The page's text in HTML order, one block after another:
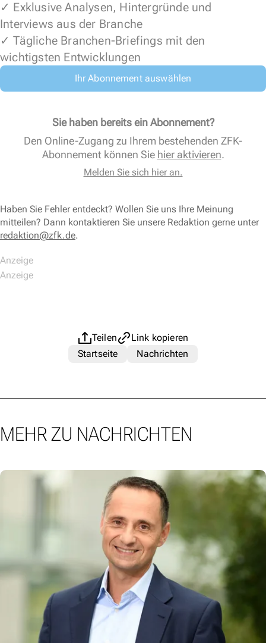
✓ Exklusive Analysen, Hintergründe und
Interviews aus der Branche
✓ Tägliche Branchen-Briefings mit den
wichtigsten Entwicklungen
Ihr Abonnement auswählen
Sie haben bereits ein Abonnement?
Den Online-Zugang zu Ihrem bestehenden ZFK-
Abonnement können Sie hier aktivieren.
Melden Sie sich hier an.
Haben Sie Fehler entdeckt? Wollen Sie uns Ihre Meinung
mitteilen? Dann kontaktieren Sie unsere Redaktion gerne unter
redaktion@zfk.de.
Teilen
Link kopieren
Startseite
Nachrichten
MEHR ZU NACHRICHTEN